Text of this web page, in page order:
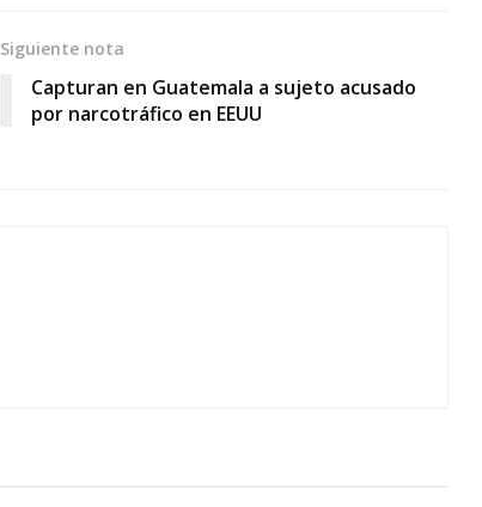
Siguiente nota
Capturan en Guatemala a sujeto acusado
por narcotráfico en EEUU